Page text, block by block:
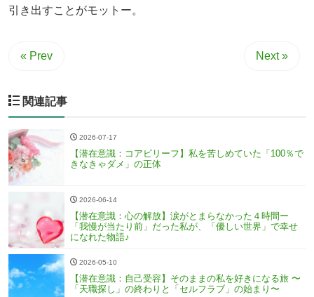
引き出すことがモットー。
« Prev Next »
関連記事
2026-07-17
【潜在意識：コアビリーフ】私を苦しめていた「100％で
きなきゃダメ」の正体
2026-06-14
【潜在意識：心の解放】涙がとまらなかった４時間ー
「我慢が当たり前」だった私が、「優しい世界」で幸せ
になれた物語♪
2026-05-10
【潜在意識：自己受容】そのままの私を好きになる旅 〜
「天職探し」の終わりと「セルフラブ」の始まり〜